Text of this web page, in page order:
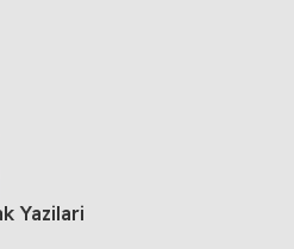
Yazilari